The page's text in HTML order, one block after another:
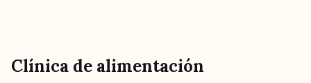
Clínica de alimentación